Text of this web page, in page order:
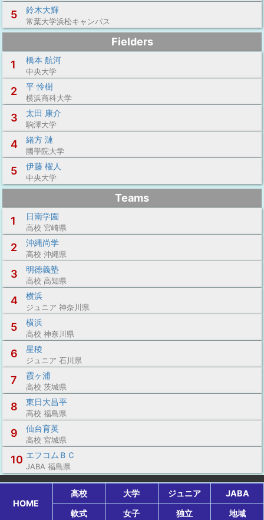
5 鈴木大輝
常葉大学浜松キャンパス
Fielders
1
橋本 航河
中央大学
2 平 怜樹
横浜商科大学
3 太田 康介
駒澤大学
4 緒方 漣
國學院大学
5 伊藤 櫂人
中央大学
Teams
1
日南学園
高校 宮崎県
2 沖縄尚学
高校 沖縄県
3 明徳義塾
高校 高知県
4 横浜
ジュニア 神奈川県
5 横浜
高校 神奈川県
6 星稜
ジュニア 石川県
7 霞ヶ浦
高校 茨城県
8 東日大昌平
高校 福島県
9 仙台育英
高校 宮城県
10 エフコムＢＣ
JABA 福島県
HOME
高校 大学 ジュニア
JABA
軟式
女子 独立 地域